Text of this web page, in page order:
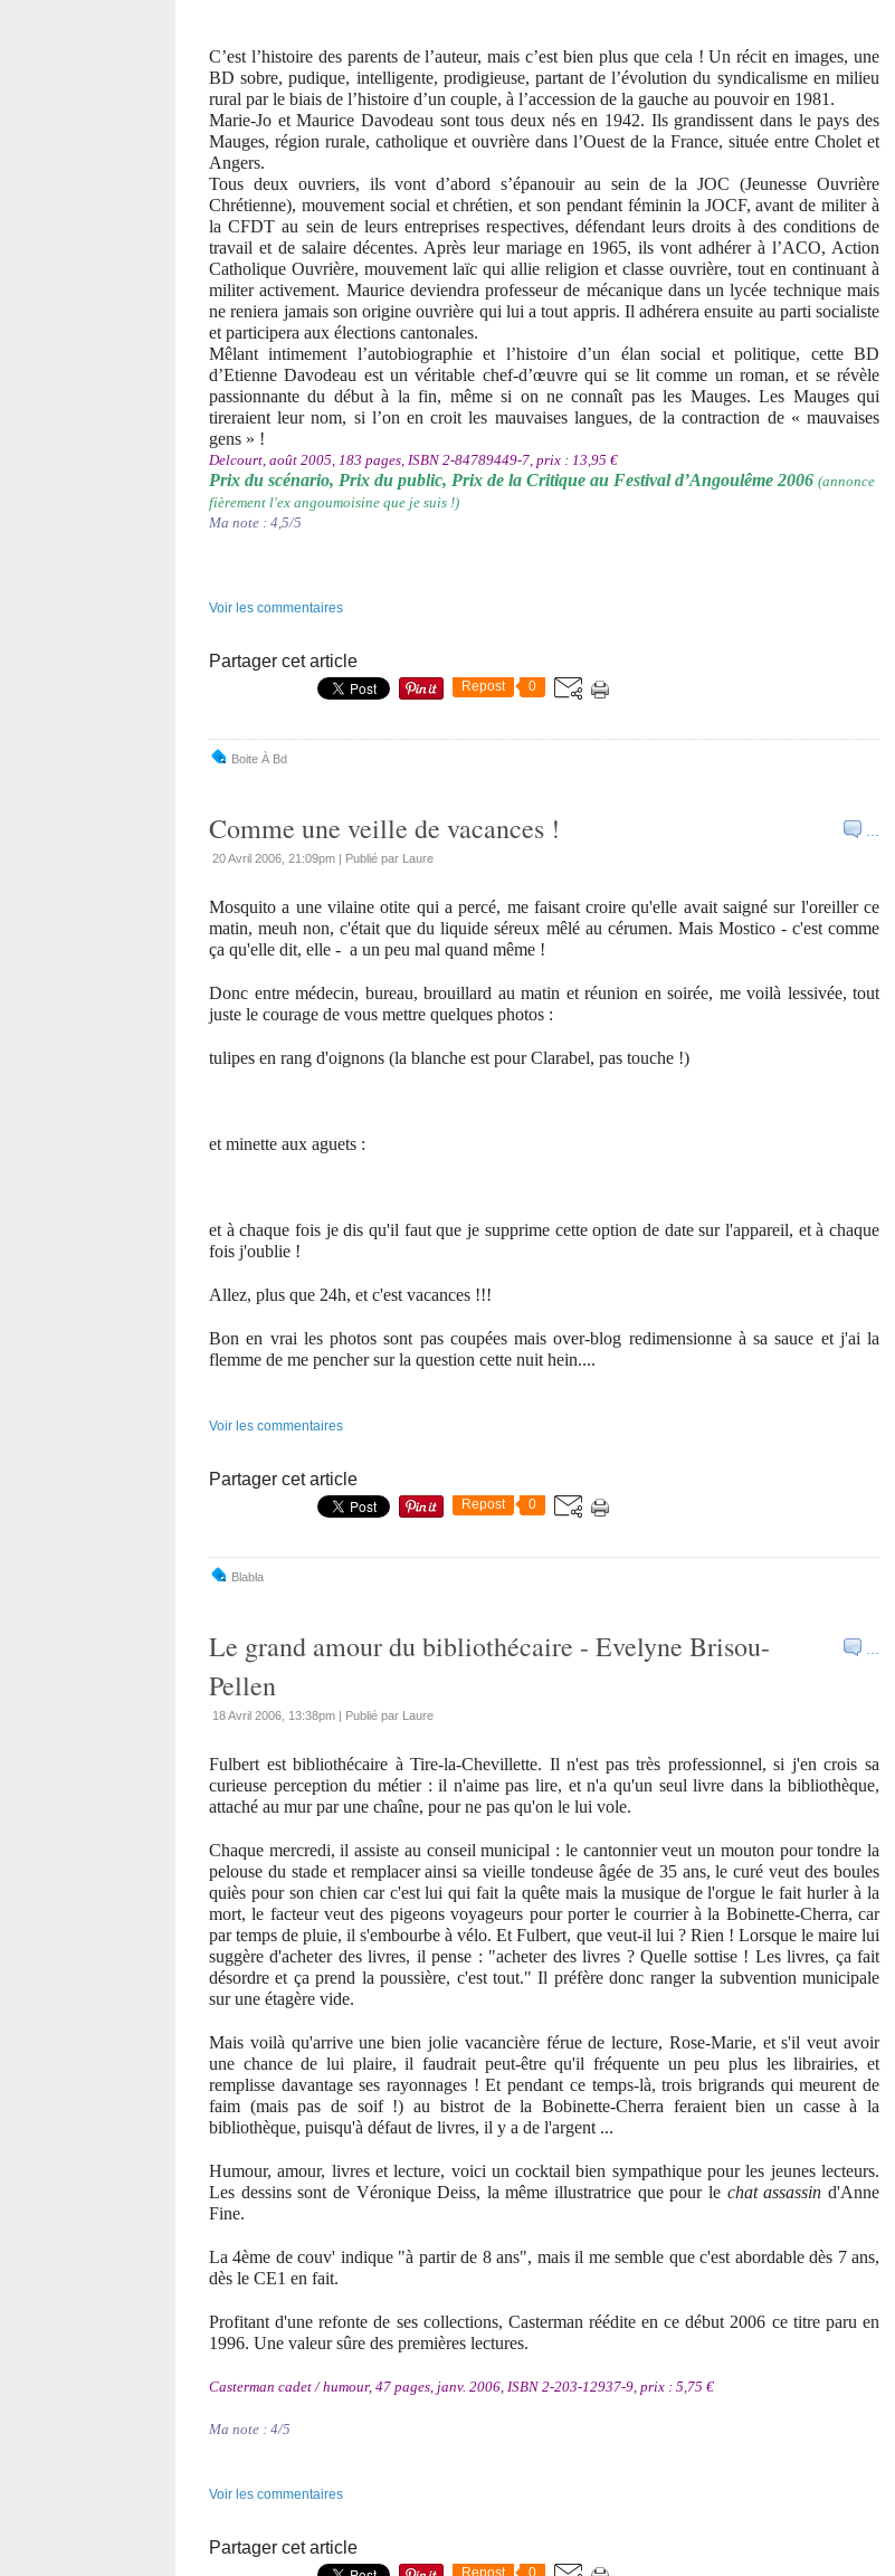
C’est l’histoire des parents de l’auteur, mais c’est bien plus que cela ! Un récit en images, une
BD sobre, pudique, intelligente, prodigieuse, partant de l’évolution du syndicalisme en milieu
rural par le biais de l’histoire d’un couple, à l’accession de la gauche au pouvoir en 1981.
Marie-Jo et Maurice Davodeau sont tous deux nés en 1942. Ils grandissent dans le pays des
Mauges, région rurale, catholique et ouvrière dans l’Ouest de la France, située entre Cholet et
Angers.
Tous deux ouvriers, ils vont d’abord s’épanouir au sein de la JOC (Jeunesse Ouvrière
Chrétienne), mouvement social et chrétien, et son pendant féminin la JOCF, avant de militer à
la CFDT au sein de leurs entreprises respectives, défendant leurs droits à des conditions de
travail et de salaire décentes. Après leur mariage en 1965, ils vont adhérer à l’ACO, Action
Catholique Ouvrière, mouvement laïc qui allie religion et classe ouvrière, tout en continuant à
militer activement. Maurice deviendra professeur de mécanique dans un lycée technique mais
ne reniera jamais son origine ouvrière qui lui a tout appris. Il adhérera ensuite au parti socialiste
et participera aux élections cantonales.
Mêlant intimement l’autobiographie et l’histoire d’un élan social et politique, cette BD
d’Etienne Davodeau est un véritable chef-d’œuvre qui se lit comme un roman, et se révèle
passionnante du début à la fin, même si on ne connaît pas les Mauges. Les Mauges qui
tireraient leur nom, si l’on en croit les mauvaises langues, de la contraction de « mauvaises
gens » !
Delcourt, août 2005, 183 pages, ISBN 2-84789449-7, prix : 13,95 €
Prix du scénario, Prix du public, Prix de la Critique au Festival d’Angoulême 2006 (annonce
fièrement l'ex angoumoisine que je suis !)
Ma note : 4,5/5
Voir les commentaires
Partager cet article
Repost 0
Boite À Bd
…
Comme une veille de vacances !
20 Avril 2006, 21:09pm | Publié par Laure
Mosquito a une vilaine otite qui a percé, me faisant croire qu'elle avait saigné sur l'oreiller ce
matin, meuh non, c'était que du liquide séreux mêlé au cérumen. Mais Mostico - c'est comme
ça qu'elle dit, elle - a un peu mal quand même !
Donc entre médecin, bureau, brouillard au matin et réunion en soirée, me voilà lessivée, tout
juste le courage de vous mettre quelques photos :
tulipes en rang d'oignons (la blanche est pour Clarabel, pas touche !)
et minette aux aguets :
et à chaque fois je dis qu'il faut que je supprime cette option de date sur l'appareil, et à chaque
fois j'oublie !
Allez, plus que 24h, et c'est vacances !!!
Bon en vrai les photos sont pas coupées mais over-blog redimensionne à sa sauce et j'ai la
flemme de me pencher sur la question cette nuit hein....
Voir les commentaires
Partager cet article
Repost 0
Blabla
…
Le grand amour du bibliothécaire - Evelyne Brisou-
Pellen
18 Avril 2006, 13:38pm | Publié par Laure
Fulbert est bibliothécaire à Tire-la-Chevillette. Il n'est pas très professionnel, si j'en crois sa
curieuse perception du métier : il n'aime pas lire, et n'a qu'un seul livre dans la bibliothèque,
attaché au mur par une chaîne, pour ne pas qu'on le lui vole.
Chaque mercredi, il assiste au conseil municipal : le cantonnier veut un mouton pour tondre la
pelouse du stade et remplacer ainsi sa vieille tondeuse âgée de 35 ans, le curé veut des boules
quiès pour son chien car c'est lui qui fait la quête mais la musique de l'orgue le fait hurler à la
mort, le facteur veut des pigeons voyageurs pour porter le courrier à la Bobinette-Cherra, car
par temps de pluie, il s'embourbe à vélo. Et Fulbert, que veut-il lui ? Rien ! Lorsque le maire lui
suggère d'acheter des livres, il pense : "acheter des livres ? Quelle sottise ! Les livres, ça fait
désordre et ça prend la poussière, c'est tout." Il préfère donc ranger la subvention municipale
sur une étagère vide.
Mais voilà qu'arrive une bien jolie vacancière férue de lecture, Rose-Marie, et s'il veut avoir
une chance de lui plaire, il faudrait peut-être qu'il fréquente un peu plus les librairies, et
remplisse davantage ses rayonnages ! Et pendant ce temps-là, trois brigrands qui meurent de
faim (mais pas de soif !) au bistrot de la Bobinette-Cherra feraient bien un casse à la
bibliothèque, puisqu'à défaut de livres, il y a de l'argent ...
Humour, amour, livres et lecture, voici un cocktail bien sympathique pour les jeunes lecteurs.
Les dessins sont de Véronique Deiss, la même illustratrice que pour le chat assassind'Anne
Fine.
La 4ème de couv' indique "à partir de 8 ans", mais il me semble que c'est abordable dès 7 ans,
dès le CE1 en fait.
Profitant d'une refonte de ses collections, Casterman réédite en ce début 2006 ce titre paru en
1996. Une valeur sûre des premières lectures.
Casterman cadet / humour, 47 pages, janv. 2006, ISBN 2-203-12937-9, prix : 5,75 €
Ma note : 4/5
Voir les commentaires
Partager cet article
Repost 0